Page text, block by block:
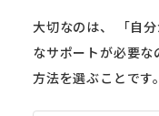
大切なのは、 「自
なサポートが必要
方法を選ぶことです。